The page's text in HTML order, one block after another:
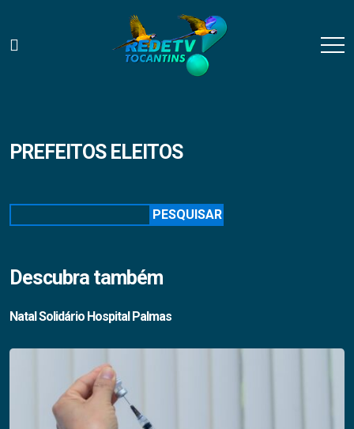
PREFEITOS ELEITOS
PESQUISAR
Descubra também
Natal Solidário Hospital Palmas